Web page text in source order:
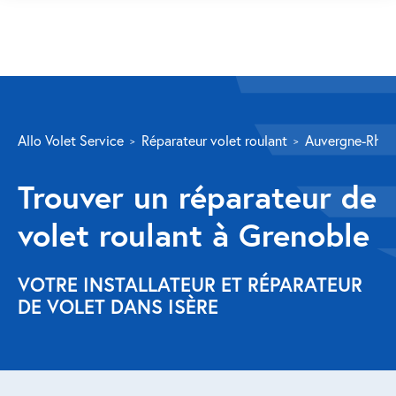
Volet roulant
Réparation
Volet roulant Velux
Réparation store banne
Allo Volet Service Réparateur volet roulant Auvergne-
Trouver un réparateur de
volet roulant à Grenoble
VOTRE INSTALLATEUR ET RÉPARATEUR
DE VOLET DANS ISÈRE